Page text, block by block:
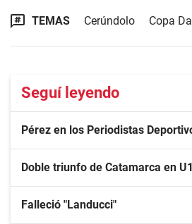
TEMAS Cerúndolo Copa
Seguí leyendo
Pérez en los Periodistas
Doble triunfo de Catamarca en
Falleció "Landucci"